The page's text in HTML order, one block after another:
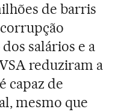
de barris
salários e a
reduziram a
capaz de
mesmo que